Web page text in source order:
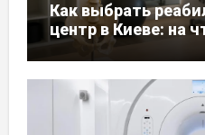
Как выбрать
центр в Киеве: на
чтобы не